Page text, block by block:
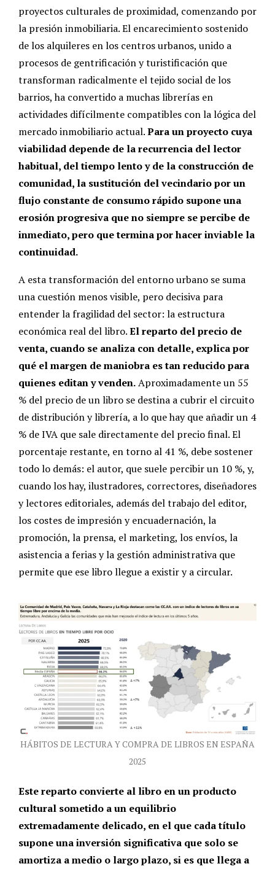
proyectos culturales de proximidad, comenzando por
la presión inmobiliaria. El encarecimiento sostenido
de los alquileres en los centros urbanos, unido a
procesos de gentrificación y turistificación que
transforman radicalmente el tejido social de los
barrios, ha convertido a muchas librerías en
actividades difícilmente compatibles con la lógica del
mercado inmobiliario actual.Para un proyecto cuya
viabilidad depende de la recurrencia del lector
habitual, del tiempo lento y de la construcción de
comunidad, la sustitución del vecindario por un
flujo constante de consumo rápido supone una
erosión progresiva que no siempre se percibe de
inmediato, pero que termina por hacer inviable la
continuidad.
A esta transformación del entorno urbano se suma
una cuestión menos visible, pero decisiva para
entender la fragilidad del sector: la estructura
económica real del libro.El reparto del precio de
venta, cuando se analiza con detalle, explica por
qué el margen de maniobra es tan reducido para
quienes editan y venden.Aproximadamente un 55
% del precio de un libro se destina a cubrir el circuito
de distribución y librería, a lo que hay que añadir un 4
% de IVA que sale directamente del precio final. El
porcentaje restante, en torno al 41 %, debe sostener
todo lo demás: el autor, que suele percibir un 10 %, y,
cuando los hay, ilustradores, correctores, diseñadores
y lectores editoriales, además del trabajo del editor,
los costes de impresión y encuadernación, la
promoción, la prensa, el marketing, los envíos, la
asistencia a ferias y la gestión administrativa que
permite que ese libro llegue a existir y a circular.
HÁBITOS DE LECTURA Y COMPRA DE LIBROS EN ESPAÑA
2025
Este reparto convierte al libro en un producto
cultural sometido a un equilibrio
extremadamente delicado, en el que cada título
supone una inversión significativa que solo se
amortiza a medio o largo plazo, si es que llega a